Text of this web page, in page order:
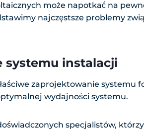
może napotkać na
najczęstsze problemy
systemu instalacji
zaprojektowanie systemu
wydajności systemu.
specjalistów,